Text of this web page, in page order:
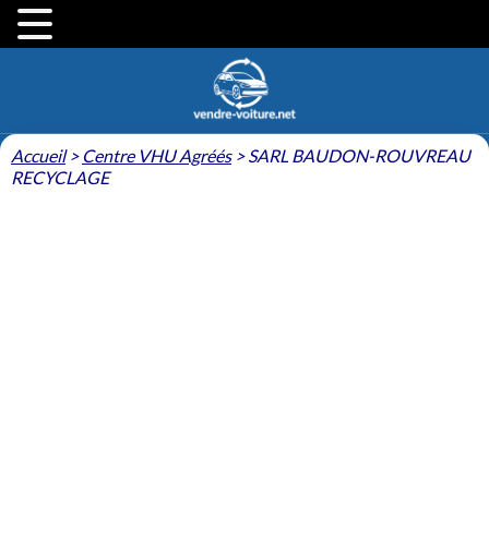
Accueil> Centre VHU Agréés>SARL BAUDON-ROUVREAU
RECYCLAGE